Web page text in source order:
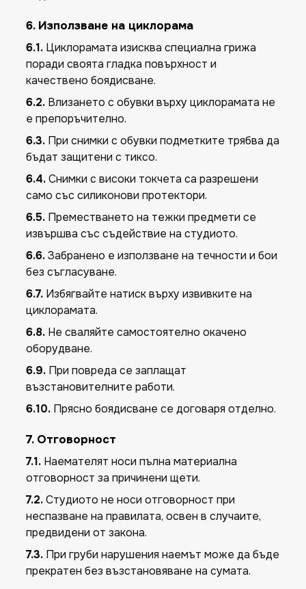
6. Използване на циклорама
6.1. Циклорамата изисква специална грижа
поради своята гладка повърхност и
качествено боядисване.
6.2. Влизането с обувки върху циклорамата не
е препоръчително.
6.3. При снимки с обувки подметките трябва да
бъдат защитени с тиксо.
6.4.Снимки с високи токчета са разрешени
само със силиконови протектори.
6.5. Преместването на тежки предмети се
извършва със съдействие на студиото.
6.6.Забранено е използване на течности и бои
без съгласуване.
6.7. Избягвайте натиск върху извивките на
циклорамата.
6.8. Не сваляйте самостоятелно окачено
оборудване.
6.9. При повреда се заплащат
възстановителните работи.
6.10. Прясно боядисване се договаря отделно.
7. Отговорност
7.1. Наемателят носи пълна материална
отговорност за причинени щети.
7.2.Студиото не носи отговорност при
неспазване на правилата, освен в случаите,
предвидени от закона.
7.3. При груби нарушения наемът може да бъде
прекратен без възстановяване на сумата.